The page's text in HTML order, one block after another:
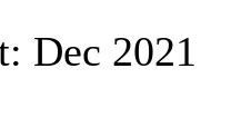
Dec 2021